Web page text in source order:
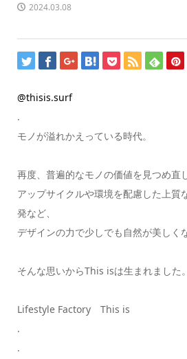
2024.03.08
@thisis.surf
.
モノが溢れかえっている時代。
再度、普遍的なモノの価値を見つめ直
アップサイクルや環境を配慮した上質
発など、
デザインの力で少しでも自然が美しく
そんな思いからThis isは生まれました。
Lifestyle Factory This is
.
.